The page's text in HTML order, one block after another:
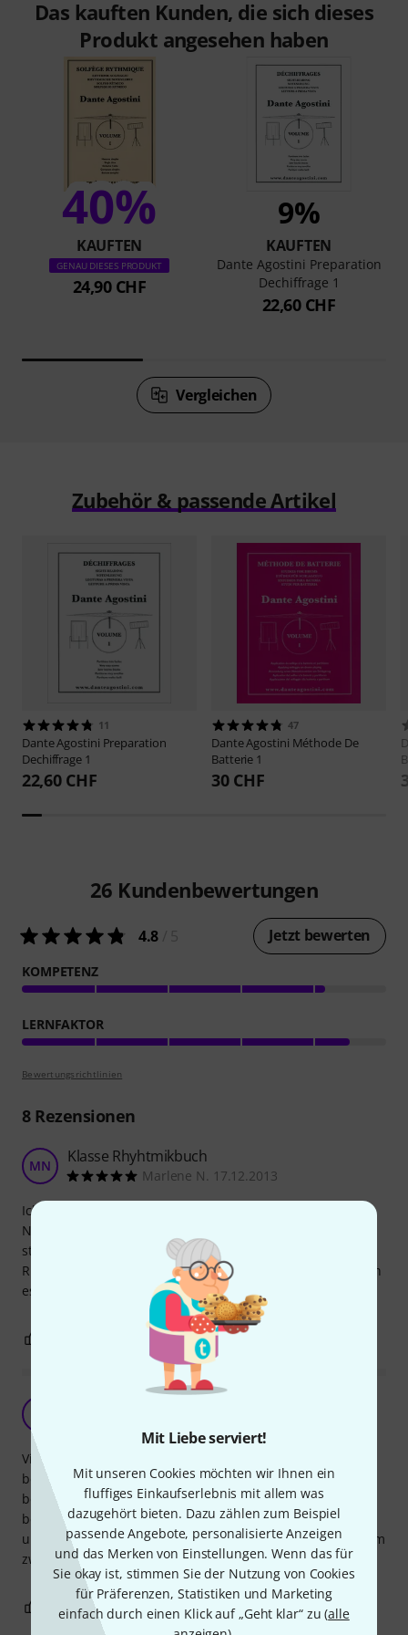
Mit Liebe serviert!
Mit unseren Cookies möchten wir Ihnen ein
fluffiges Einkaufserlebnis mit allem was
dazugehört bieten. Dazu zählen zum Beispiel
passende Angebote, personalisierte Anzeigen
und das Merken von Einstellungen. Wenn das für
Sie okay ist, stimmen Sie der Nutzung von Cookies
für Präferenzen, Statistiken und Marketing
einfach durch einen Klick auf „Geht klar“ zu (alle
Das kauften Kunden, die sich dieses
Produkt angesehen haben
40%
KAUFTEN
GENAU DIESES PRODUKT
24,90 CHF
9%
KAUFTEN
Dante Agostini Preparation
Dechiffrage 1
22,60 CHF
Vergleichen
Zubehör & passende Artikel
11
Dante Agostini Preparation
Dechiffrage 1
22,60 CHF
47
Dante Agostini Méthode De
Batterie 1
30 CHF
26 Kundenbewertungen
4.8 Jetzt bewerten
KOMPETENZ
LERNFAKTOR
Bewertungsrichtlinien
8Rezensionen
MN Klasse Rhyhtmikbuch
Marlene N. 17.12.2013
Ich habe mir dieses Buch bestellt um besser rhyhtmisches
Notenlesen zu lernen (am E-Bass). Das Buch ist sehr
strukturiert aufgebaut, d.h. man fängt mit ganz einfachen
Rhyhtmiken an und steigert sich von Seite zu Seite. So kann
es wirklich jeder ganz einfach lernen! Vielen Dank dafür!
BEWERTUNG MELDEN
Viel gibt es nicht zu sagen, der Inhalt ist top, aber gerade
bei einem Übungsheft für knapp 20? erwarte ich eine
bessere Einfassung, die ist leider nur aus Papier, welches
bei häufigem Nutzen leider entsprechend abgenutzt wird
und Schaden nimmt. Habe da schon bessere gesehen. Beim
zweiten Band haben die Macher aber draus gelernt!
BEWERTUNG MELDEN